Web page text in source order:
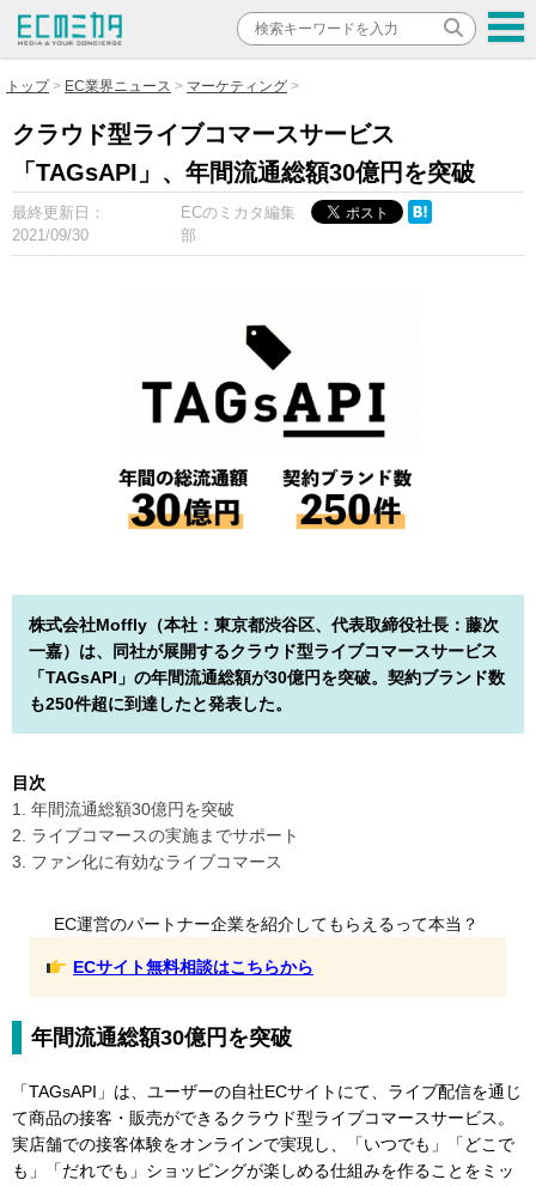
トップ EC業界ニュース マーケティング
クラウド型ライブコマースサービス
「TAGsAPI」、年間流通総額30億円を突破
最終更新日：
2021/09/30
ECのミカタ編集
部
株式会社Moffly（本社：東京都渋谷区、代表取締役社長：藤次
一嘉）は、同社が展開するクラウド型ライブコマースサービス
「TAGsAPI」の年間流通総額が30億円を突破。契約ブランド数
も250件超に到達したと発表した。
目次
1. 年間流通総額30億円を突破
2. ライブコマースの実施までサポート
3. ファン化に有効なライブコマース
EC運営のパートナー企業を紹介してもらえるって本当？
ECサイト無料相談はこちらから
年間流通総額30億円を突破
「TAGsAPI」は、ユーザーの自社ECサイトにて、ライブ配信を通じ
て商品の接客・販売ができるクラウド型ライブコマースサービス。
実店舗での接客体験をオンラインで実現し、「いつでも」「どこで
も」「だれでも」ショッピングが楽しめる仕組みを作ることをミッ